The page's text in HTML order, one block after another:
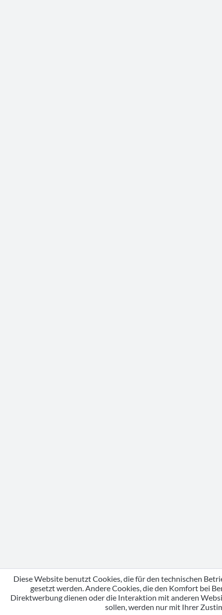
Diese Website benutzt Cookies, die für den technischen
gesetzt werden. Andere Cookies, die den Komfort bei
Direktwerbung dienen oder die Interaktion mit anderen
sollen, werden nur mit Ihrer